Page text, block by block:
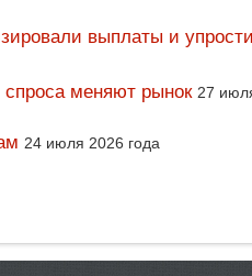
выплаты и
спроса меняют рынок 27
24 июля 2026 года